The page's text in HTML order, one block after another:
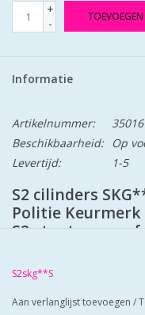
+
-
Informatie
Artikelnummer:
Beschikbaarheid:
Op
Levertijd:
1-5
S2 cilinders
Politie Keurmerk
S2 staat voor
geleverd met 3
boorbelemmering.
Bescherm u
S2skg**S
Aan verlanglijst toevoegen /